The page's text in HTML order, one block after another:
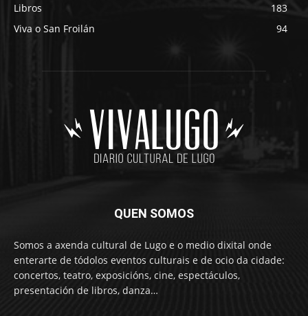
Libros
183
Viva o San Froilán
94
QUEN SOMOS
Somos a axenda cultural de Lugo e o medio dixital onde
enterarte de tódolos eventos culturais e de ocio da cidade:
concertos, teatro, exposicións, cine, espectáculos,
presentación de libros, danza…